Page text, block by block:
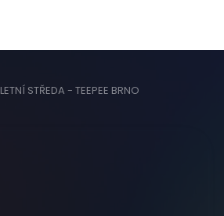
LETNÍ STŘEDA - TEEPEE BRNO